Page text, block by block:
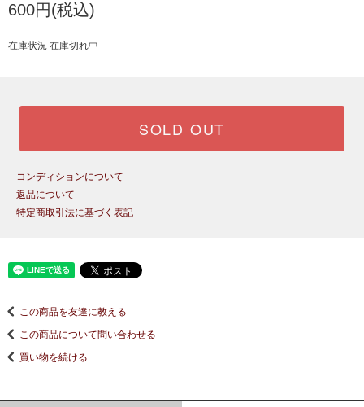
600円(税込)
在庫状況 在庫切れ中
SOLD OUT
コンディションについて
返品について
特定商取引法に基づく表記
この商品を友達に教える
この商品について問い合わせる
買い物を続ける